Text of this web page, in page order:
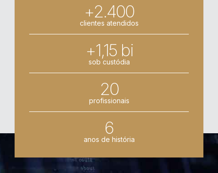
+2.400
clientes atendidos
+1,15 bi
sob custódia
20
profissionais
6
anos de história